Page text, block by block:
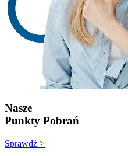
Nasze
Punkty Pobrań
Sprawdź >